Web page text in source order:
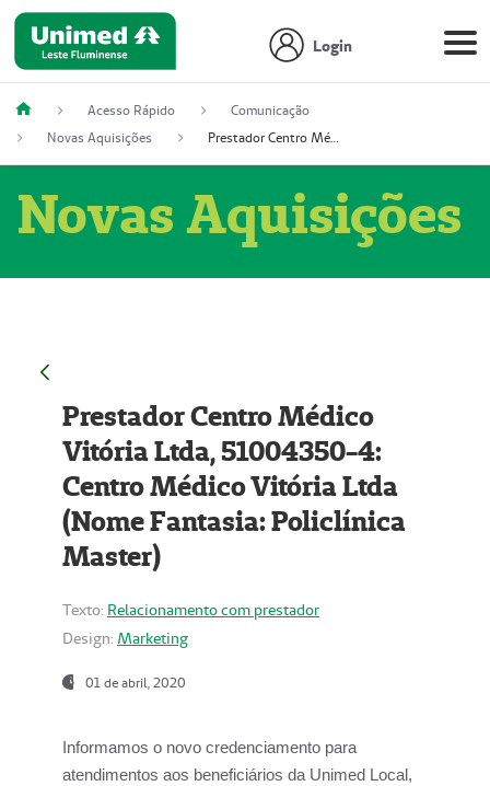
Login
Acesso Rápido
Comunicação
Novas Aquisições
Prestador Centro Médico Vitória Ltda, 51004350-4: Centro Médico Vitória Ltda (Nome Fantasia: Policlínica Master)
Novas Aquisições
Prestador Centro Médico
Vitória Ltda, 51004350-4:
Centro Médico Vitória Ltda
(Nome Fantasia: Policlínica
Master)
Texto: Relacionamento com prestador
Design: Marketing
01 de abril, 2020
Informamos o novo credenciamento para
atendimentos aos beneficiários da Unimed Local,